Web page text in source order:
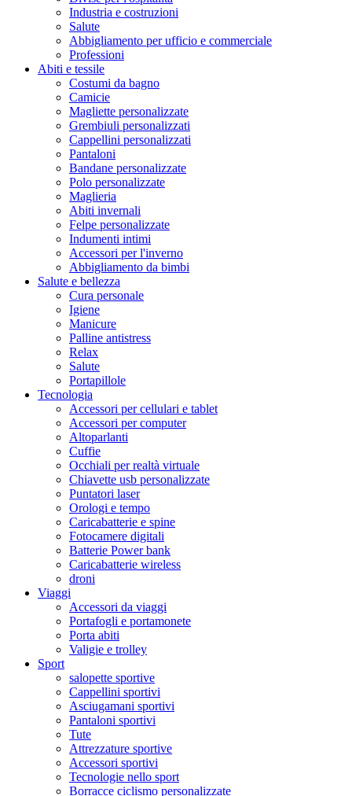
Industria e costruzioni
Salute
Abbigliamento per ufficio e commerciale
Professioni
Abiti e tessile
Costumi da bagno
Camicie
Magliette personalizzate
Grembiuli personalizzati
Cappellini personalizzati
Pantaloni
Bandane personalizzate
Polo personalizzate
Maglieria
Abiti invernali
Felpe personalizzate
Indumenti intimi
Accessori per l'inverno
Abbigliamento da bimbi
Salute e bellezza
Cura personale
Igiene
Manicure
Palline antistress
Relax
Salute
Portapillole
Tecnologia
Accessori per cellulari e tablet
Accessori per computer
Altoparlanti
Cuffie
Occhiali per realtà virtuale
Chiavette usb personalizzate
Puntatori laser
Orologi e tempo
Caricabatterie e spine
Fotocamere digitali
Batterie Power bank
Caricabatterie wireless
droni
Viaggi
Accessori da viaggi
Portafogli e portamonete
Porta abiti
Valigie e trolley
Sport
salopette sportive
Cappellini sportivi
Asciugamani sportivi
Pantaloni sportivi
Tute
Attrezzature sportive
Accessori sportivi
Tecnologie nello sport
Borracce ciclismo personalizzate